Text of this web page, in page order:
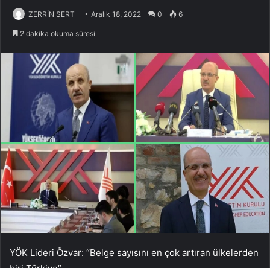
ZERRİN SERT Aralık 18, 2022 0 6
2 dakika okuma süresi
YÖK Lideri Özvar: “Belge sayısını en çok artıran ülkelerden